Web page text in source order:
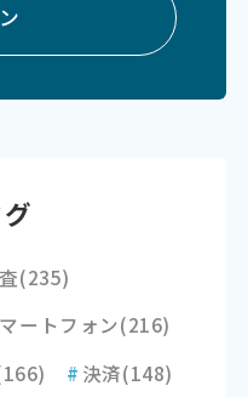
(235)
ートフォン(216)
# 決済(148)